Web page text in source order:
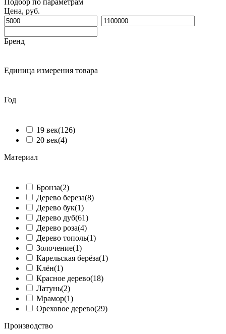
Цена, руб.
Бренд
Единица измерения товара
Год
19 век(126)
20 век(4)
Материал
Бронза(2)
Дерево береза(8)
Дерево бук(1)
Дерево дуб(61)
Дерево роза(4)
Дерево тополь(1)
Золочение(1)
Карельская берёза(1)
Клён(1)
Красное дерево(18)
Латунь(2)
Мрамор(1)
Ореховое дерево(29)
Производство